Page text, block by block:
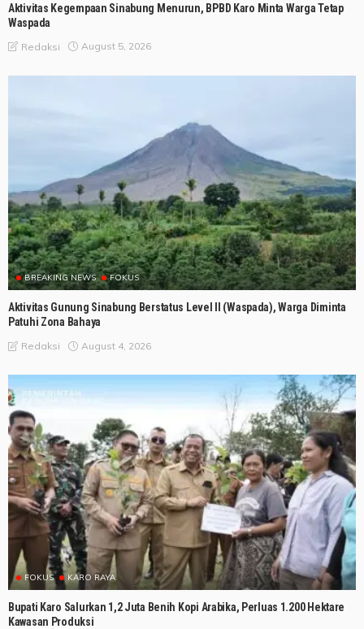
Aktivitas Kegempaan Sinabung Menurun, BPBD Karo Minta Warga Tetap
Waspada
Redaksi August 5, 2026
BREAKING NEWS FOKUS
Aktivitas Gunung Sinabung Berstatus Level II (Waspada), Warga Diminta
Patuhi Zona Bahaya
Redaksi August 4, 2026
FOKUS KARO RAYA
Bupati Karo Salurkan 1,2 Juta Benih Kopi Arabika, Perluas 1.200 Hektare
Kawasan Produksi